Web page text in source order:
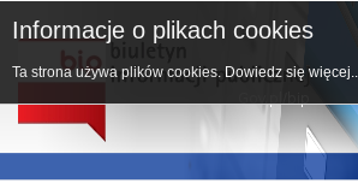
Informacje o plikach cookies
Ta strona używa plików cookies. Dowiedz się więcej...